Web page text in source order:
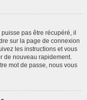
pas être récupéré, il
sur la page de connexion
les instructions et vous
de nouveau rapidement.
mot de passe, nous vous